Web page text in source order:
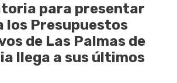
para presentar
los Presupuestos
de Las Palmas de
llega a sus últimos